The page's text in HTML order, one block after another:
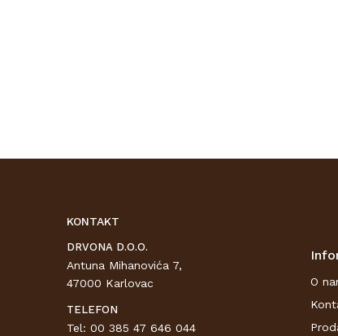
KONTAKT
DRVONA D.O.O.
Antuna Mihanovića 7,
47000 Karlovac
TELEFON
Tel: 00 385 47 646 044
O